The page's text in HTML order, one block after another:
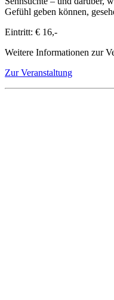
Gefühl geben können,
Eintritt: € 16,-
Weitere Informationen zur
Zur Veranstaltung